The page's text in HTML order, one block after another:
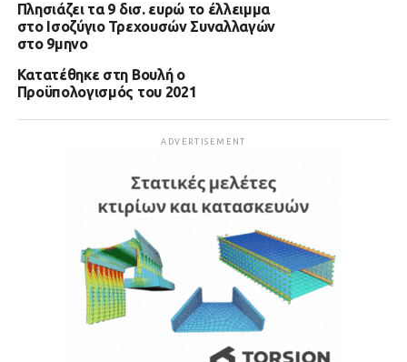
Πλησιάζει τα 9 δισ. ευρώ το έλλειμμα
στο Ισοζύγιο Τρεχουσών Συναλλαγών
στο 9μηνο
Κατατέθηκε στη Βουλή ο
Προϋπολογισμός του 2021
ADVERTISEMENT